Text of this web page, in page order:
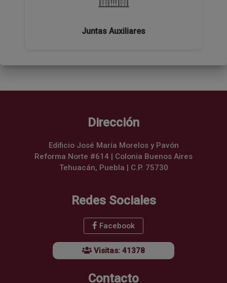
Juntas Auxiliares
Dirección
Edificio José María Morelos y Pavón
Reforma Norte #614 | Colonia Buenos Aires
Tehuacán, Puebla | C.P. 75730
Redes Sociales
Facebook
Visitas: 41378
Contacto